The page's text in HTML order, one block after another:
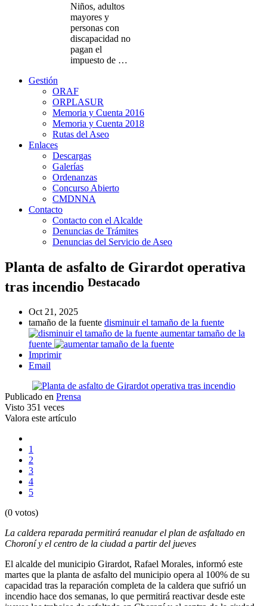
Niños, adultos
mayores y
personas con
discapacidad no
pagan el
impuesto de …
Gestión
ORAF
ORPLASUR
Memoria y Cuenta 2016
Memoria y Cuenta 2018
Rutas del Aseo
Enlaces
Descargas
Galerías
Ordenanzas
Concurso Abierto
CMDNNA
Contacto
Contacto con el Alcalde
Denuncias de Trámites
Denuncias del Servicio de Aseo
Planta de asfalto de Girardot operativa
tras incendio Destacado
Oct 21, 2025
tamaño de la fuente disminuir el tamaño de la fuente
aumentar tamaño de la
fuente
Imprimir
Email
Publicado en Prensa
Visto 351 veces
Valora este artículo
1
2
3
4
5
(0 votos)
La caldera reparada permitirá reanudar el plan de asfaltado en
Choroní y el centro de la ciudad a partir del jueves
El alcalde del municipio Girardot, Rafael Morales, informó este
martes que la planta de asfalto del municipio opera al 100% de su
capacidad tras la reparación completa de la caldera que sufrió un
incendio hace dos semanas, lo que permitirá reactivar desde este